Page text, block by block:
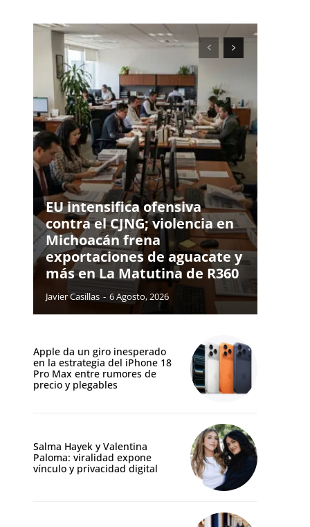
EU intensifica ofensiva
contra el CJNG; violencia en
Michoacán frena
exportaciones de aguacate y
más en La Matutina de R360
Javier Casillas - 6 Agosto, 2026
Apple da un giro inesperado
en la estrategia del iPhone 18
Pro Max entre rumores de
precio y plegables
Salma Hayek y Valentina
Paloma: viralidad expone
vínculo y privacidad digital